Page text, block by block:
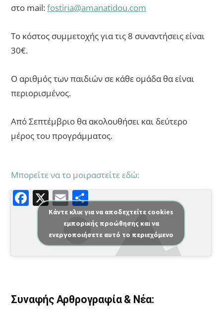
στο mail:fostiria@amanatidou.com
Το κόστος συμμετοχής για τις 8 συναντήσεις είναι
30€.
Ο αριθμός των παιδιών σε κάθε ομάδα θα είναι
περιορισμένος.
Από Σεπτέμβριο θα ακολουθήσει και δεύτερο
μέρος του προγράμματος.
Μπορείτε να το μοιραστείτε εδώ:
F
a
e
b
o
k
X E
m
ai
l
Μ
οι
ρ
α
σ
ίτ
ε
Κάντε κλικ για να αποδεχτείτε cookies
εμπορικής προώθησης και να
ενεργοποιήσετε αυτό το περιεχόμενο
Συναφής Αρθρογραφία & Νέα: